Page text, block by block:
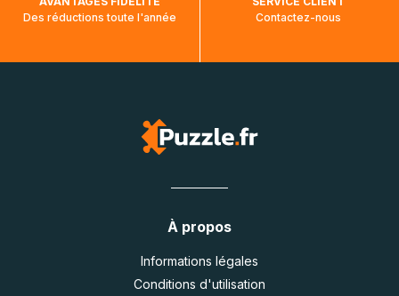
Des réductions toute l'année
Contactez-nous
À propos
Informations légales
Conditions d'utilisation